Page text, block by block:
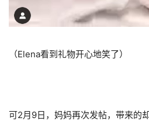
（Elena看到礼物开心地笑了）
可2月9日，妈妈再次发帖，带来